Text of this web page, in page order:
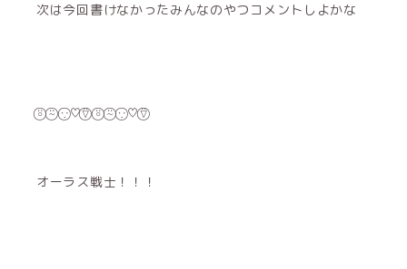
次は今回書けなかったみんなのやつコメントしよかな
⍤⃝ ⍨⃝ ∵⃝♡⍢⃝ ⍤⃝ ⍨⃝ ∵⃝♡⍢⃝
オーラス戦士！！！